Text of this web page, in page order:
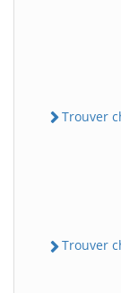
Trouver
Trouver